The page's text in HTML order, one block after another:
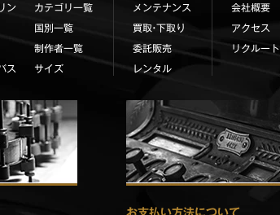
ン
ス
カテゴリ一覧
国別一覧
制作者一覧
サイズ
メンテナンス
買取•下取り
委託販売
レンタル
会社概要
アクセス
リクルート
お支払い方法について